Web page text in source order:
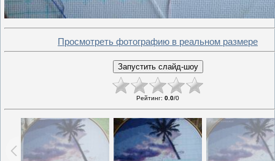
Просмотреть фотографию в реальном размере
Рейтинг: 0.0/0